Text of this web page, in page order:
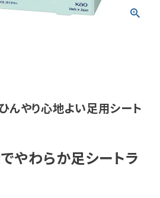
んやり心地よい足用シート
やわらか足シートラ